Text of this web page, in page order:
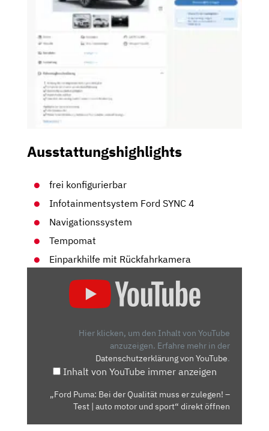
Ausstattungshighlights
frei konfigurierbar
Infotainmentsystem Ford SYNC 4
Navigationssystem
Tempomat
Einparkhilfe mit Rückfahrkamera
ZULEGEN!
Hier klicken, um den Inhalt von YouTube
anzuzeigen. Erfahre mehr in der
Datenschutzerklärung von YouTube.
Inhalt von YouTube immer anzeigen
„Ford Puma: Bei der Qualität muss er zulegen! –
Test | auto motor und sport“ direkt öffnen